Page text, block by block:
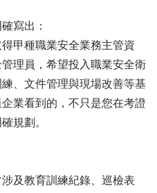
寫出：
甲種職業安全業務主管資
理員，希望投入職業安全衛
、文件管理與現場改善等基
業看到的，不只是您在考證
規劃。
及教育訓練紀錄、巡檢表